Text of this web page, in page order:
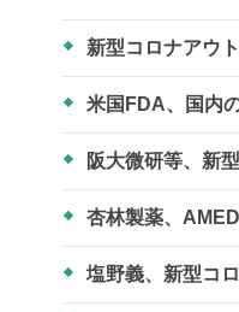
新型コロナアウ
米国FDA、国内
阪大微研等、新
杏林製薬、
塩野義、新型コ